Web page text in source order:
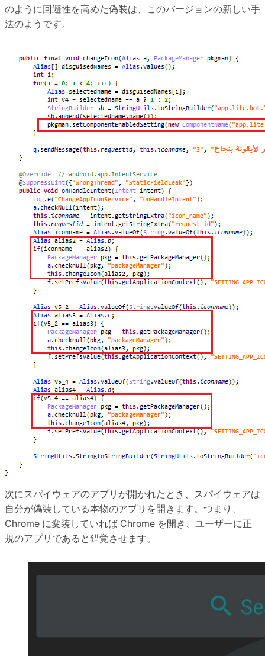
のように回避性を高めた偽装は、このバージョンの新しい手
法のようです。
次にスパイウェアのアプリが開かれたとき、スパイウェアは
自分が偽装している本物のアプリを開きます。つまり、
Chrome に変装していれば Chrome を開き、ユーザーに正
規のアプリであると錯覚させます。